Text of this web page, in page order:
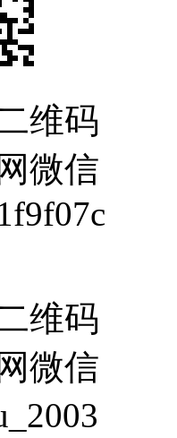
维码
微信
维码
微信